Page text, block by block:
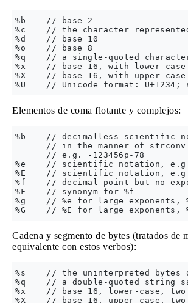
%b    // base 2
%c    // the character
%d    // base 10
%o    // base 8
%q    // a single-quoted
%x    // base 16, with lower-
%X    // base 16, with upper-
Elementos de coma flotante y complejos:
%b    // decimalless scientific
// in the manner of
      // e.g. -123456p-78
%e    // scientific notation, e.g. -
%E    // scientific notation, e.g. -
%f    // decimal point but no
%F    // synonym for %f
%g    // %e for large exponents,
Cadena y segmento de bytes (tratados de
equivalente con estos verbos):
%s    // the uninterpreted
%q    // a double-quoted string
%x    // base 16, lower-case,